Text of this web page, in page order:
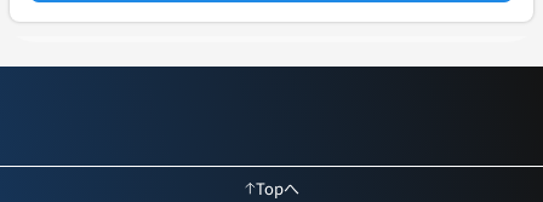
Topへ